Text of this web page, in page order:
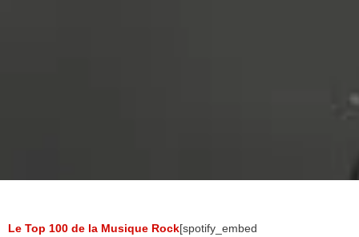
Le Top 100 de la Musique Rock[spotify_embed